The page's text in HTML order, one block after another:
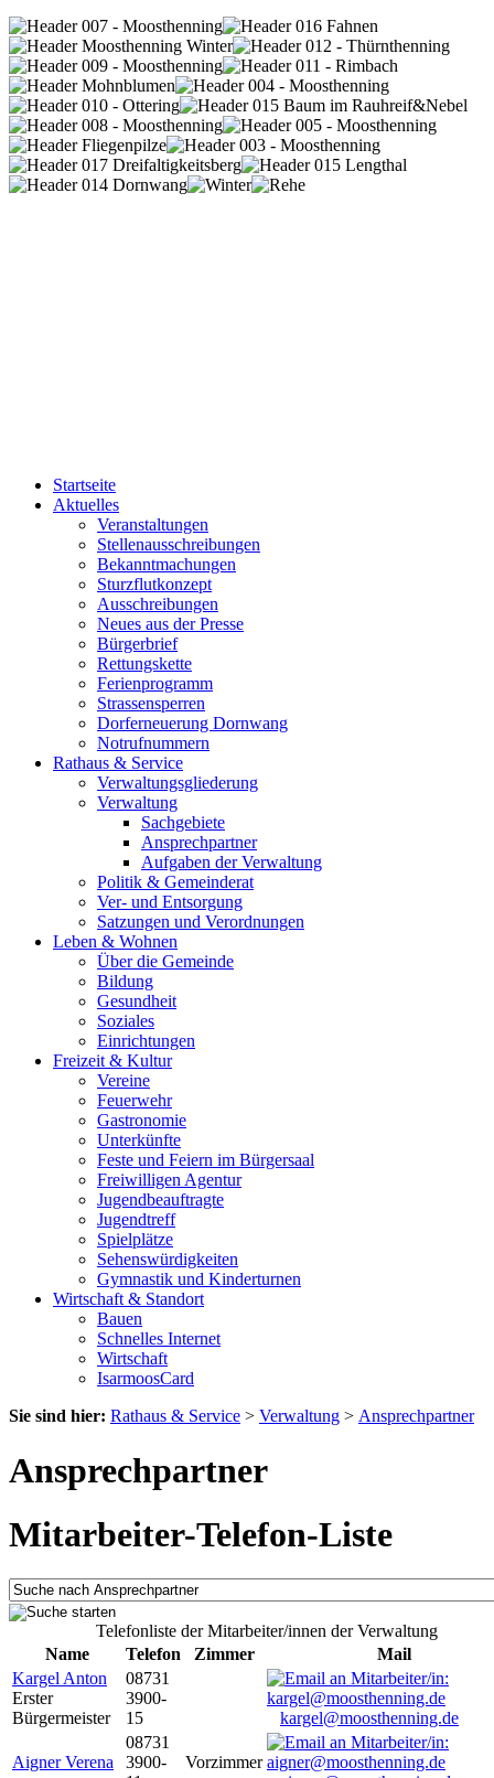
Startseite
Aktuelles
Veranstaltungen
Stellenausschreibungen
Bekanntmachungen
Sturzflutkonzept
Ausschreibungen
Neues aus der Presse
Bürgerbrief
Rettungskette
Ferienprogramm
Strassensperren
Dorferneuerung Dornwang
Notrufnummern
Rathaus & Service
Verwaltungsgliederung
Verwaltung
Sachgebiete
Ansprechpartner
Aufgaben der Verwaltung
Politik & Gemeinderat
Ver- und Entsorgung
Satzungen und Verordnungen
Leben & Wohnen
Über die Gemeinde
Bildung
Gesundheit
Soziales
Einrichtungen
Freizeit & Kultur
Vereine
Feuerwehr
Gastronomie
Unterkünfte
Feste und Feiern im Bürgersaal
Freiwilligen Agentur
Jugendbeauftragte
Jugendtreff
Spielplätze
Sehenswürdigkeiten
Gymnastik und Kinderturnen
Wirtschaft & Standort
Bauen
Schnelles Internet
Wirtschaft
IsarmoosCard
Sie sind hier: Rathaus & Service > Verwaltung > Ansprechpartner
Ansprechpartner
Mitarbeiter-Telefon-Liste
Telefonliste der Mitarbeiter/innen der Verwaltung
Name
Telefon Zimmer
Mail
Kargel Anton
Erster
Bürgermeister
08731
3900-
15
kargel@moosthenning.de
Aigner Verena
08731
3900-
Vorzimmer